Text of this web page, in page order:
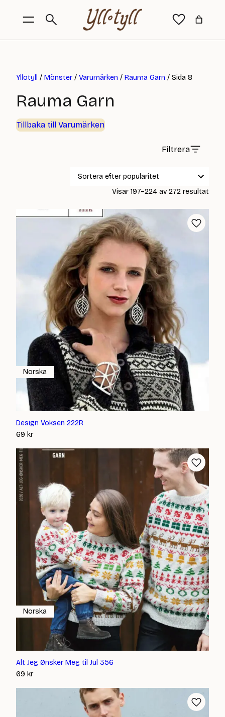
Yllotyll / Mönster/ Varumärken / Rauma Garn / Sida 8
Rauma Garn
Tillbaka till Varumärken
Filtrera
Visar 197–224 av 272 resultat
Design Voksen 222R
69 kr
Norska
Alt Jeg Ønsker Meg til Jul 356
69 kr
Norska